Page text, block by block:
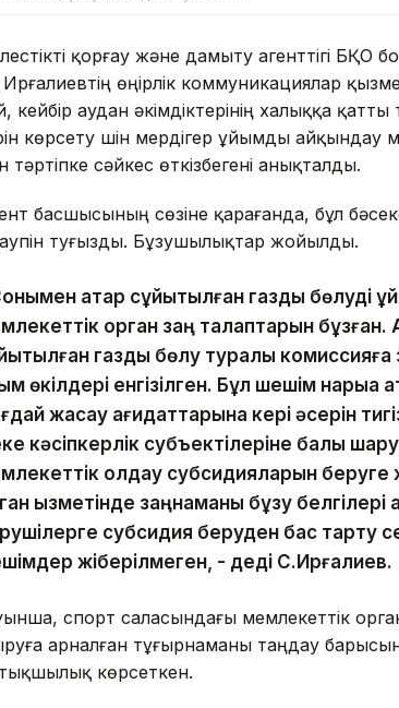
қорғау және дамыту агенттігі БҚО
өңірлік коммуникациялар
кейбір аудан әкімдіктерінің халыққа
көрсету үшін мердігер ұйымды
тәртіпке сәйкес өткізбегені анықталды.
басшысының сөзіне қарағанда, бұл
туғызды. Бұзушылықтар жойылды.
қатар сұйытылған газды бөлуді
орган заң талаптарын бұзған.
газды бөлу туралы
өкілдері енгізілген. Бұл шешім нарыққа
жасау қағидаттарына кері әсерін
кәсіпкерлік субъектілеріне балық
қолдау субсидияларын
қызметінде заңнаманы бұзу белгілері
субсидия беруден бас тарту
жіберілмеген, - деді С.Ирғалиев.
спорт саласындағы мемлекеттік
арналған тұғырнаманы таңдау
көрсеткен.